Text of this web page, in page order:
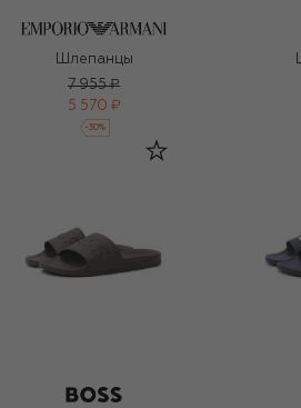
Шлепанцы
7 955 ₽
5 570 ₽
-30%